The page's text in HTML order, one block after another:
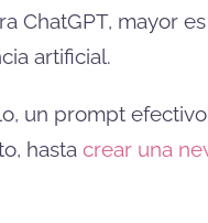
ChatGPT, mayor
artificial.
un prompt
hastacrear una